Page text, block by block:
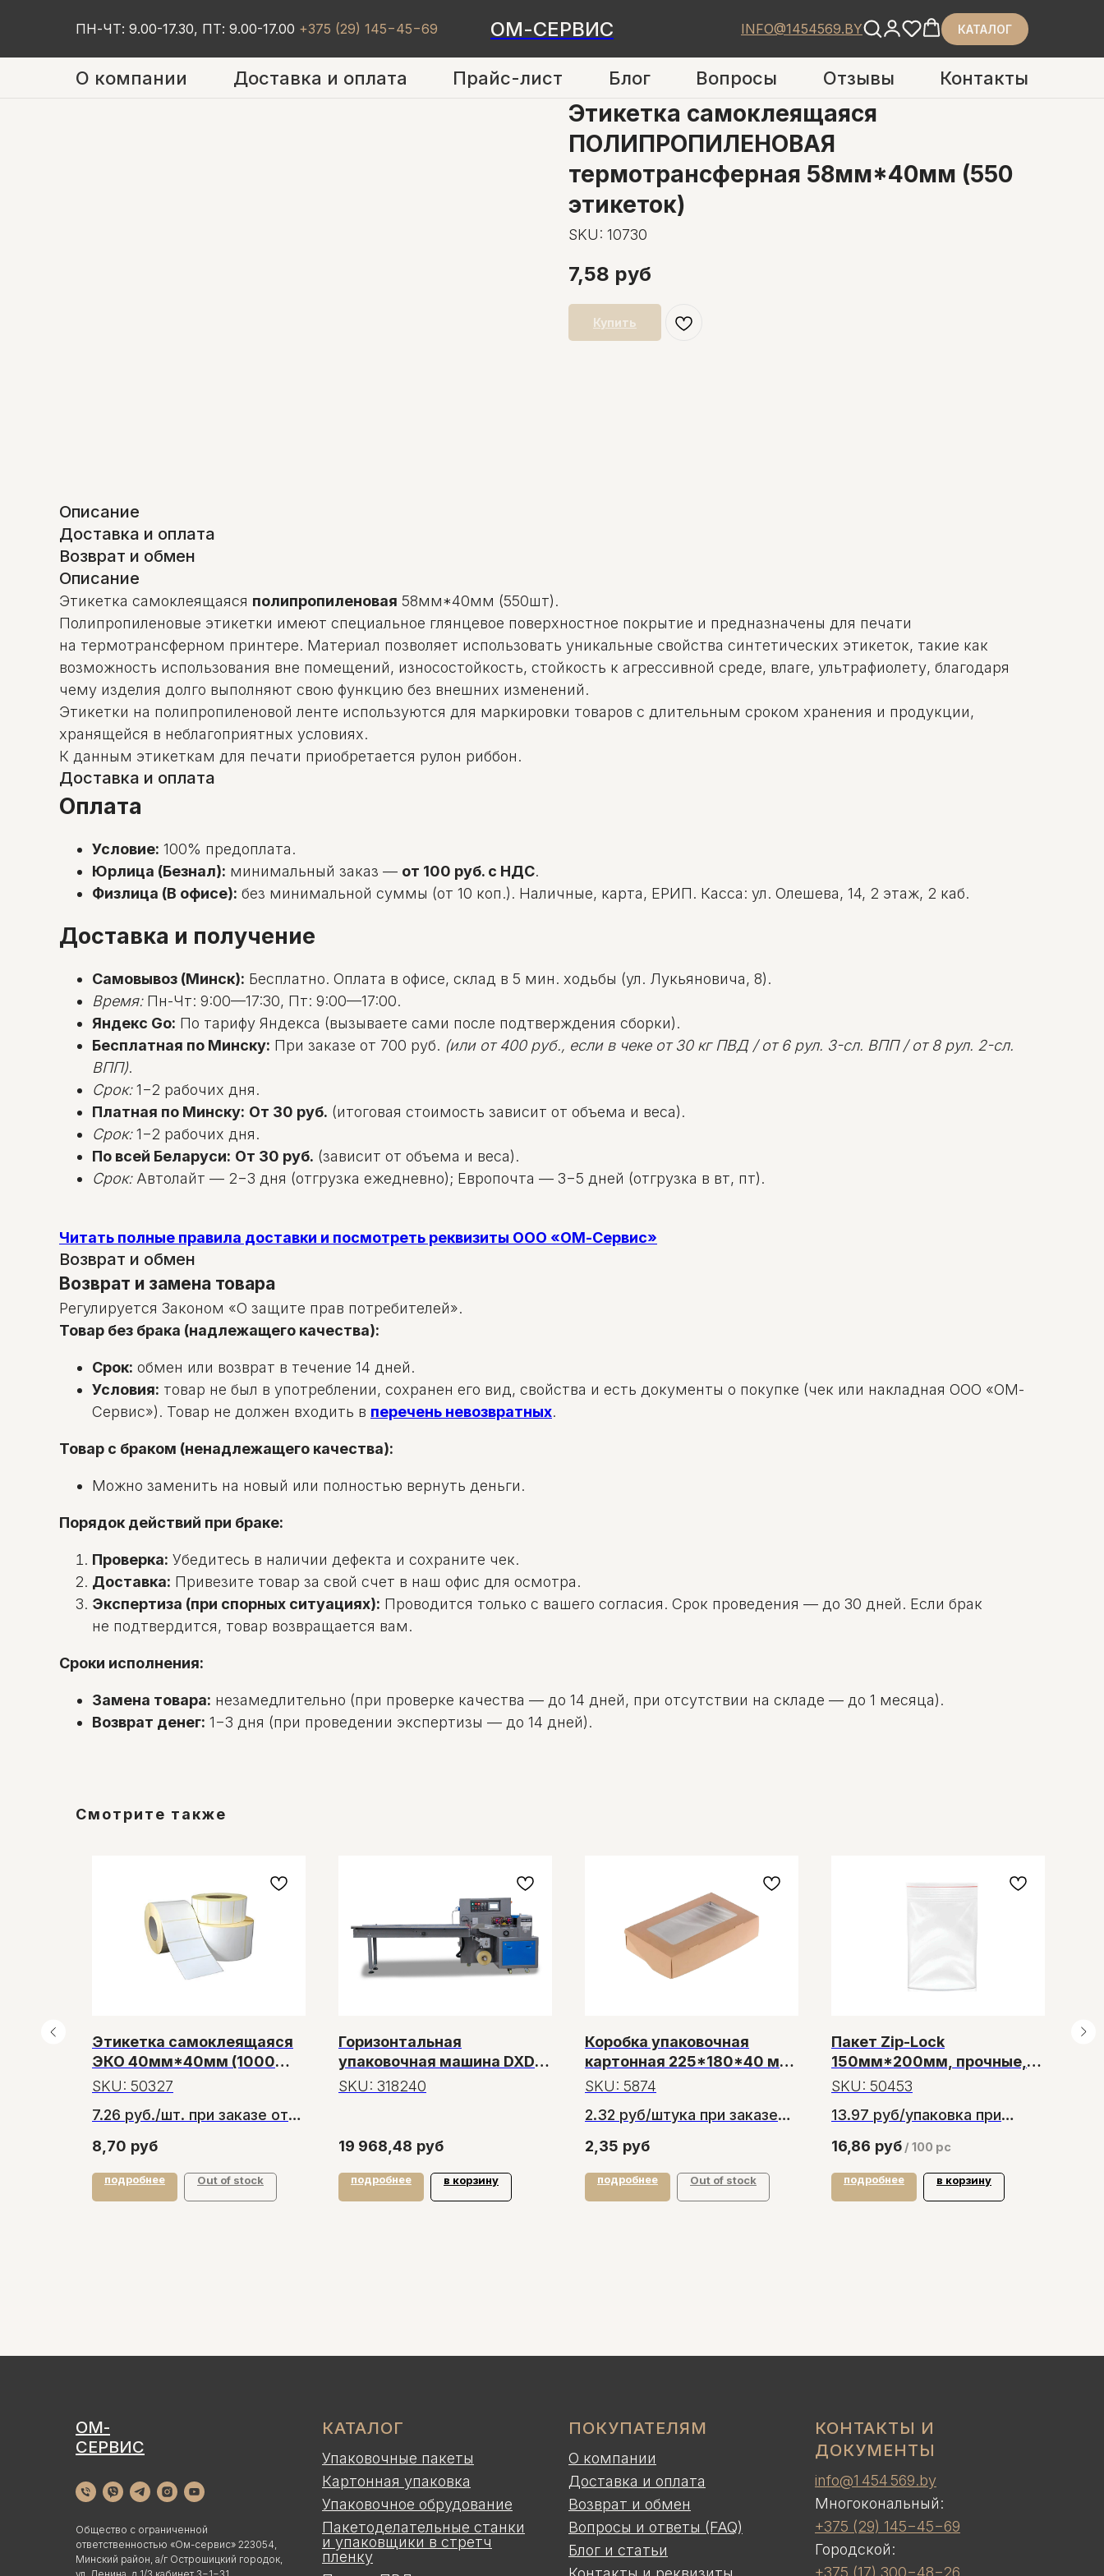
ПН-ЧТ: 9.00-17.30, ПТ: 9.00-17.00 +375 (29) 145−45−69 ОМ-СЕРВИС INFO@1454569.BY КАТАЛОГ
О компании Доставка и оплата Прайс-лист Блог Вопросы Отзывы Контакты
Этикетка самоклеящаяся
ПОЛИПРОПИЛЕНОВАЯ
термотрансферная 58мм*40мм (550
этикеток)
SKU: 10730
7,58 руб
Купить
Описание
Доставка и оплата
Возврат и обмен
Описание
Этикетка самоклеящаяся полипропиленовая 58мм*40мм (550шт).
Полипропиленовые этикетки имеют cпециальное глянцевое поверхностное покрытие и предназначены для печати
на термотрансферном принтере. Материал позволяет использовать уникальные свойства синтетических этикеток, такие как
возможность использования вне помещений, износостойкость, стойкость к агрессивной среде, влаге, ультрафиолету, благодаря
чему изделия долго выполняют свою функцию без внешних изменений.
Этикетки на полипропиленовой ленте используются для маркировки товаров с длительным сроком хранения и продукции,
хранящейся в неблагоприятных условиях.
К данным этикеткам для печати приобретается рулон риббон.
Доставка и оплата
Оплата
Условие: 100% предоплата.
Юрлица (Безнал): минимальный заказ — от 100 руб. с НДС.
Физлица (В офисе): без минимальной суммы (от 10 коп.). Наличные, карта, ЕРИП. Касса: ул. Олешева, 14, 2 этаж, 2 каб.
Доставка и получение
Самовывоз (Минск): Бесплатно. Оплата в офисе, склад в 5 мин. ходьбы (ул. Лукьяновича, 8).
Время:Пн-Чт: 9:00—17:30, Пт: 9:00—17:00.
Яндекс Go: По тарифу Яндекса (вызываете сами после подтверждения сборки).
Бесплатная по Минску: При заказе от 700 руб. (или от 400 руб., если в чеке от 30 кг ПВД / от 6 рул. 3-сл. ВПП / от 8 рул. 2-сл.
ВПП).
Срок:1−2 рабочих дня.
Платная по Минску: От 30 руб. (итоговая стоимость зависит от объема и веса).
Срок:1−2 рабочих дня.
По всей Беларуси: От 30 руб. (зависит от объема и веса).
Срок:Автолайт — 2−3 дня (отгрузка ежедневно); Европочта — 3−5 дней (отгрузка в вт, пт).
Читать полные правила доставки и посмотреть реквизиты ООО «ОМ-Сервис»
Возврат и обмен
Возврат и замена товара
Регулируется Законом «О защите прав потребителей».
Товар без брака (надлежащего качества):
Срок: обмен или возврат в течение 14 дней.
Условия: товар не был в употреблении, сохранен его вид, свойства и есть документы о покупке (чек или накладная ООО «ОМ-
Сервис»). Товар не должен входить в перечень невозвратных.
Товар с браком (ненадлежащего качества):
Можно заменить на новый или полностью вернуть деньги.
Порядок действий при браке:
Проверка: Убедитесь в наличии дефекта и сохраните чек.
Доставка: Привезите товар за свой счет в наш офис для осмотра.
Экспертиза (при спорных ситуациях): Проводится только с вашего согласия. Срок проведения — до 30 дней. Если брак
не подтвердится, товар возвращается вам.
Сроки исполнения:
Замена товара: незамедлительно (при проверке качества — до 14 дней, при отсутствии на складе — до 1 месяца).
Возврат денег: 1−3 дня (при проведении экспертизы — до 14 дней).
Смотрите также
Этикетка самоклеящаяся
ЭКО 40мм*40мм (1000
этикеток)
SKU: 50327
7.26 руб./шт. при заказе от
20 шт.
8,70 руб
подробнее Out of stock
Горизонтальная
упаковочная машина DXDZ-
250XD (3 servo, лент. 140
SKU: 318240
19 968,48 руб
подробнее в корзину
Коробка упаковочная
картонная 225*180*40 мм
окно
SKU: 5874
2.32 руб/штука при заказе
от 2 штук
2,35 руб
подробнее Out of stock
Пакет Zip-Lock
150мм*200мм, прочные,
100 пакетов
SKU: 50453
13.97 руб/упаковка при
заказе от 30 упаковок
16,86 руб / 100 pc
подробнее в корзину
ОМ-
СЕРВИС
Общество с ограниченной
ответственностью «Ом-сервис» 223054,
Минский район, а/г Острошицкий городок,
КАТАЛОГ
Упаковочные пакеты
Картонная упаковка
Упаковочное обрудование
Пакетоделательные станки
и упаковщики в стретч
пленку
ПОКУПАТЕЛЯМ
О компании
Доставка и оплата
Возврат и обмен
Вопросы и ответы (FAQ)
Блог и статьи
КОНТАКТЫ И
ДОКУМЕНТЫ
info@1 454 569.by
Многокональный:
+375 (29) 145−45−69
Городской:
+375 (17) 300−48−26